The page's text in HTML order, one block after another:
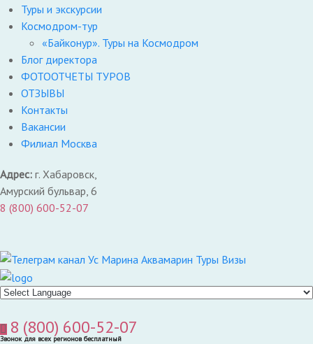
Туры и экскурсии
Космодром-тур
«Байконур». Туры на Космодром
Блог директора
ФОТООТЧЕТЫ ТУРОВ
ОТЗЫВЫ
Контакты
Вакансии
Филиал Москва
Адрес: г. Хабаровск,
Амурский бульвар, 6
8 (800) 600-52-07
8 (800) 600-52-07
Звонок для всех регионов бесплатный